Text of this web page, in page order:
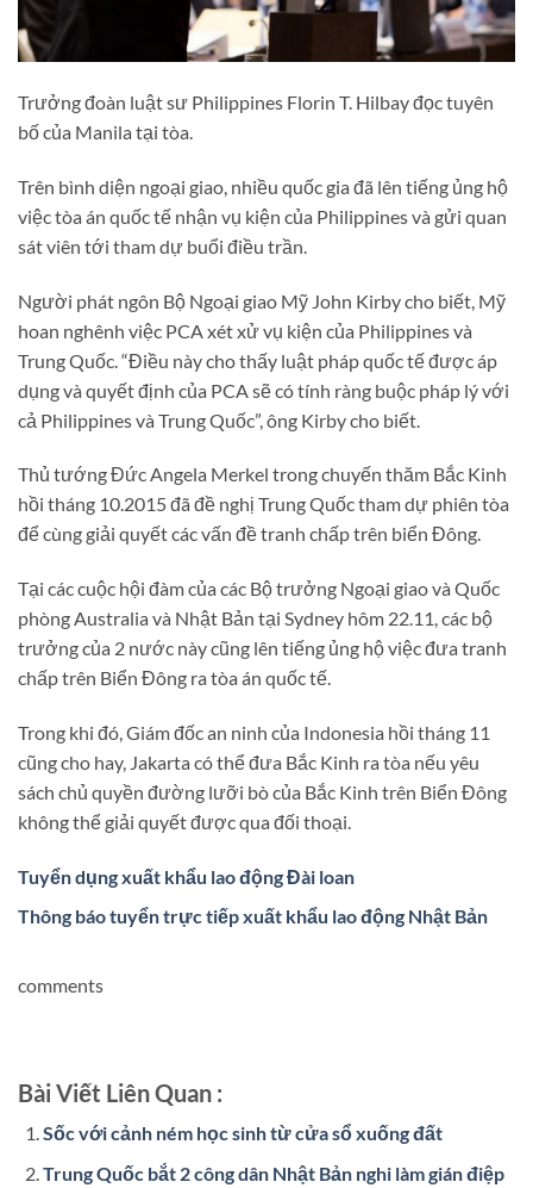
Trưởng đoàn luật sư Philippines Florin T. Hilbay đọc tuyên
bố của Manila tại tòa.
Trên bình diện ngoại giao, nhiều quốc gia đã lên tiếng ủng hộ
việc tòa án quốc tế nhận vụ kiện của Philippines và gửi quan
sát viên tới tham dự buổi điều trần.
Người phát ngôn Bộ Ngoại giao Mỹ John Kirby cho biết, Mỹ
hoan nghênh việc PCA xét xử vụ kiện của Philippines và
Trung Quốc. “Điều này cho thấy luật pháp quốc tế được áp
dụng và quyết định của PCA sẽ có tính ràng buộc pháp lý với
cả Philippines và Trung Quốc”, ông Kirby cho biết.
Thủ tướng Đức Angela Merkel trong chuyến thăm Bắc Kinh
hồi tháng 10.2015 đã đề nghị Trung Quốc tham dự phiên tòa
để cùng giải quyết các vấn đề tranh chấp trên biển Đông.
Tại các cuộc hội đàm của các Bộ trưởng Ngoại giao và Quốc
phòng Australia và Nhật Bản tại Sydney hôm 22.11, các bộ
trưởng của 2 nước này cũng lên tiếng ủng hộ việc đưa tranh
chấp trên Biển Đông ra tòa án quốc tế.
Trong khi đó, Giám đốc an ninh của Indonesia hồi tháng 11
cũng cho hay, Jakarta có thể đưa Bắc Kinh ra tòa nếu yêu
sách chủ quyền đường lưỡi bò của Bắc Kinh trên Biển Đông
không thể giải quyết được qua đối thoại.
Tuyển dụng xuất khẩu lao động Đài loan
Thông báo tuyển trực tiếp xuất khẩu lao động Nhật Bản
comments
Bài Viết Liên Quan :
Sốc với cảnh ném học sinh từ cửa sổ xuống đất
Trung Quốc bắt 2 công dân Nhật Bản nghi làm gián điệp